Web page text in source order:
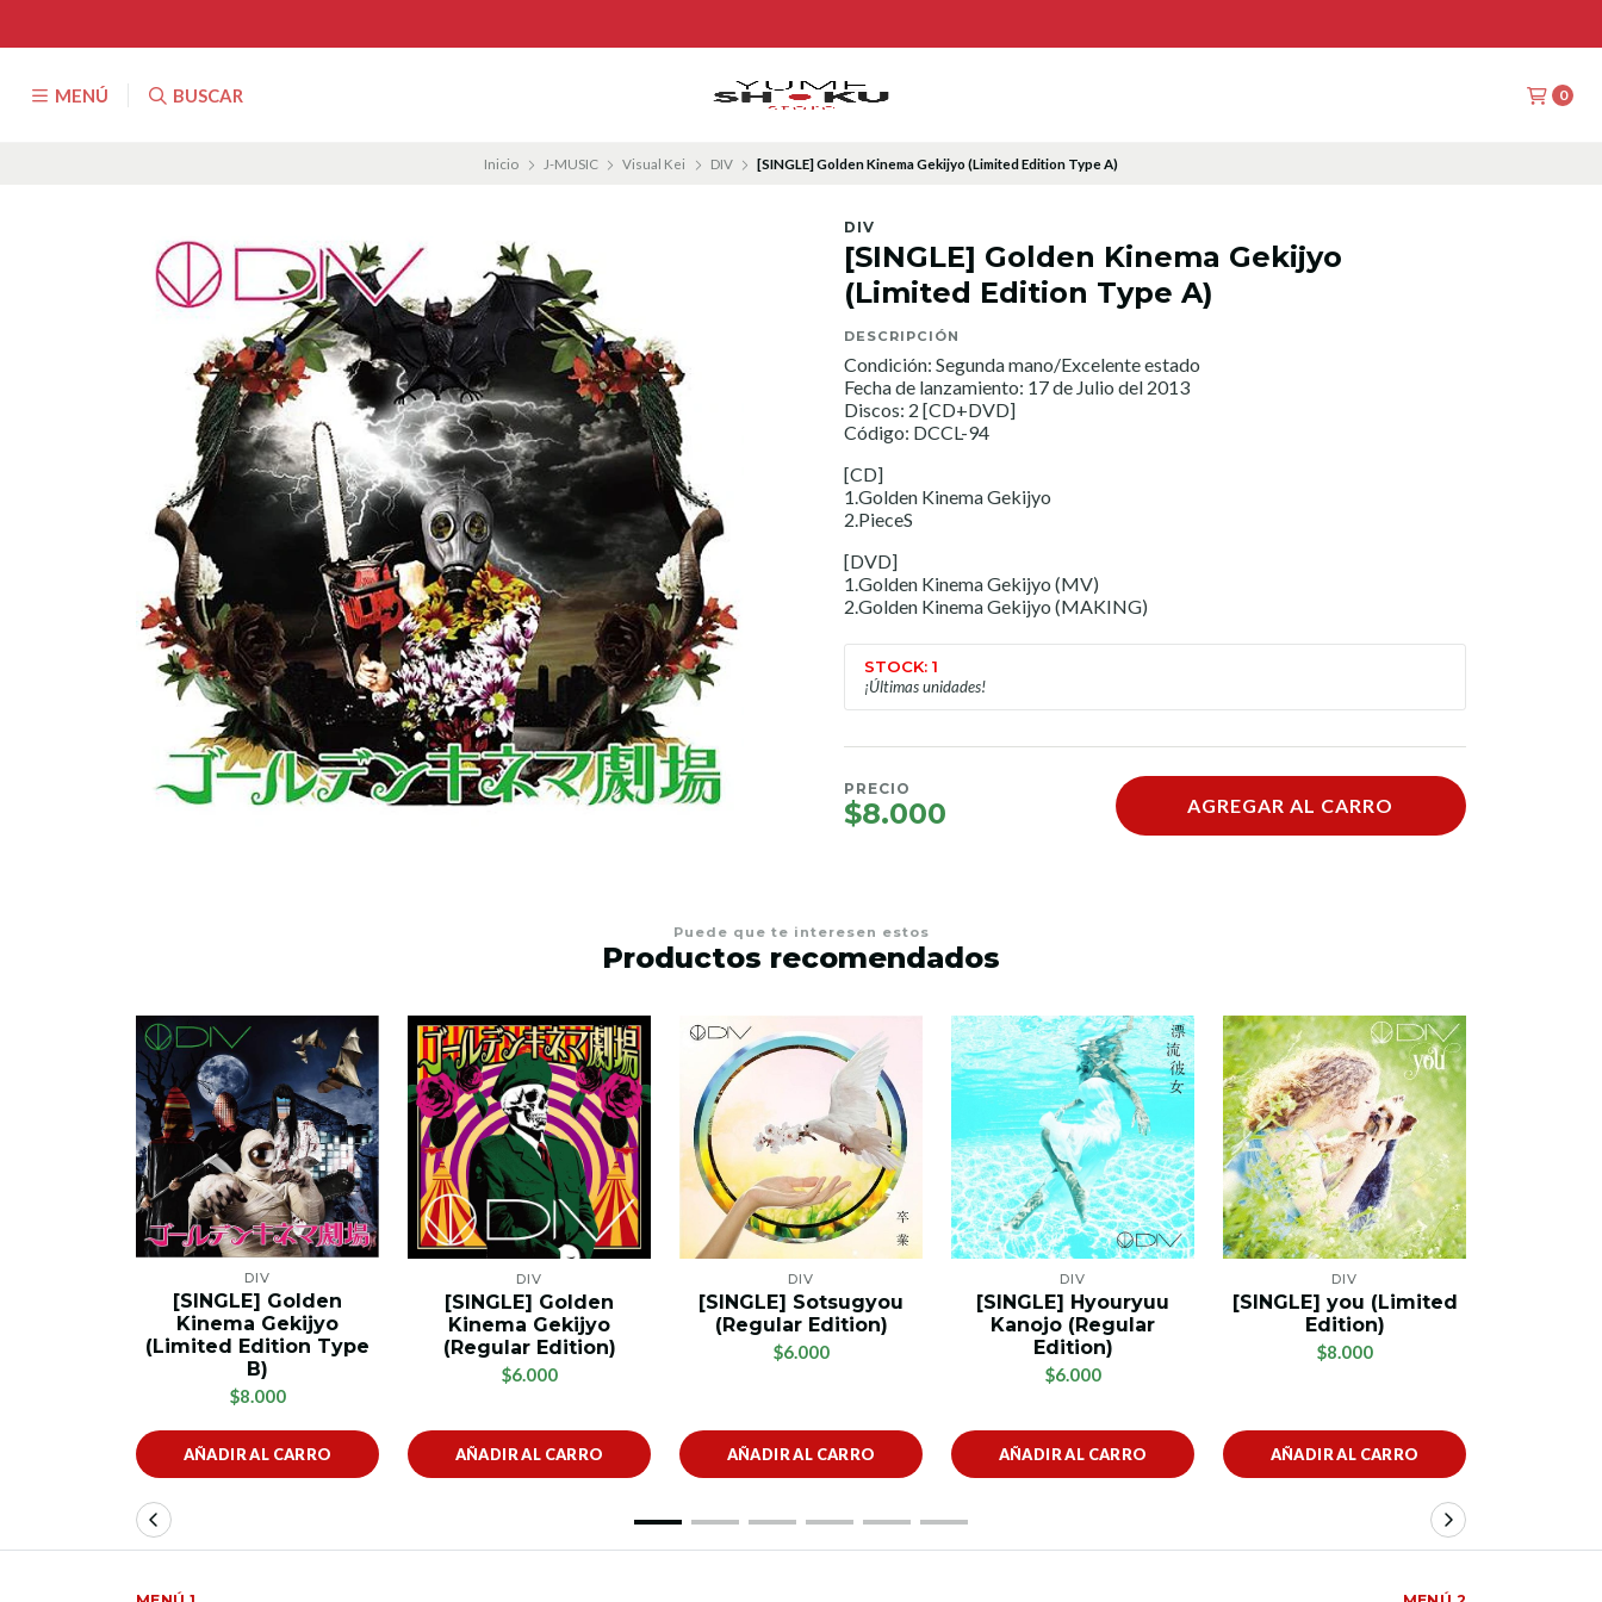
MENÚ BUSCAR 0
Inicio J-MUSIC Visual Kei DIV [SINGLE] Golden Kinema Gekijyo (Limited Edition Type A)
DIV
[SINGLE] Golden Kinema Gekijyo
(Limited Edition Type A)
DESCRIPCIÓN
Condición: Segunda mano/Excelente estado
Fecha de lanzamiento: 17 de Julio del 2013
Discos: 2 [CD+DVD]
Código: DCCL-94
[CD]
1.Golden Kinema Gekijyo
2.PieceS
[DVD]
1.Golden Kinema Gekijyo (MV)
2.Golden Kinema Gekijyo (MAKING)
STOCK: 1
¡Últimas unidades!
PRECIO
$8.000 AGREGAR AL CARRO
Puede que te interesen estos
Productos recomendados
DIV
[SINGLE] Golden
Kinema Gekijyo
(Limited Edition Type
B)
$8.000
AÑADIR AL CARRO
DIV
[SINGLE] Golden
Kinema Gekijyo
(Regular Edition)
$6.000
AÑADIR AL CARRO
DIV
[SINGLE] Sotsugyou
(Regular Edition)
$6.000
AÑADIR AL CARRO
DIV
[SINGLE] Hyouryuu
Kanojo (Regular
Edition)
$6.000
AÑADIR AL CARRO
DIV
[SINGLE] you (Limited
Edition)
$8.000
AÑADIR AL CARRO